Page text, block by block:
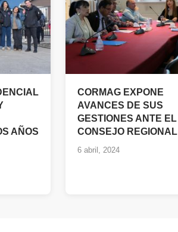
AÑOS
CORMAG EXPONE
AVANCES DE SUS
GESTIONES ANTE EL
CONSEJO REGIONAL
6 abril, 2024